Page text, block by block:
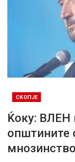
СКОПЈЕ
Ќоку: ВЛЕН
општините
мнозинство